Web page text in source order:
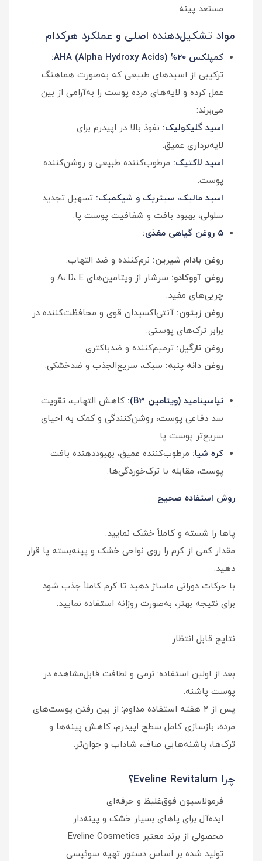
مستعد پینه.
مواد تشکیل‌دهنده اصلی و عملکرد هرکدام
کمپلکس 20% AHA (Alpha Hydroxy Acids):
ترکیبی از اسیدهای طبیعی که به‌صورت هماهنگ
عمل کرده و لایه‌های مرده پوست را به‌آرامی از بین
می‌برند:
اسید گلیکولیک: نفوذ بالا در اپیدرم برای
لایه‌برداری عمیق.
اسید لاکتیک: مرطوب‌کننده طبیعی و روشن‌کننده
پوست.
اسید مالیک، سیتریک و شیکمیک: تسهیل تجدید
سلولی، بهبود بافت و شفافیت پوست پا.
۵ روغن گیاهی مغذی:
روغن بادام شیرین: نرم‌کننده و ضد التهاب.
روغن آووکادو:
سرشار از ویتامین‌های A، D، E و
چربی‌های مفید.
روغن زیتون: آنتی‌اکسیدان قوی و محافظت‌کننده در
برابر ترک‌های پوستی.
روغن نارگیل: ترمیم‌کننده و ضدباکتری.
روغن دانه پنبه: سبک، سریع‌الجذب و ضدخشکی.
نیاسینامید (ویتامین B3):
کاهش التهاب، تقویت
سد دفاعی پوست، روشن‌کنندگی و کمک به احیای
سریع‌تر پوست پا.
کره شیا: مرطوب‌کننده عمیق، بهبود‌دهنده بافت
پوست، مقابله با ترک‌خوردگی‌ها.
روش استفاده صحیح
پاها را شسته و کاملاً خشک نمایید.
مقدار کمی از کرم را روی نواحی خشک و پینه‌بسته پا قرار
دهید.
با حرکات دورانی ماساژ دهید تا کرم کاملاً جذب شود.
برای نتیجه بهتر، به‌صورت روزانه استفاده نمایید.
نتایج قابل انتظار
بعد از اولین استفاده: نرمی و لطافت قابل‌مشاهده در
پوست پاشنه.
پس از ۲ هفته استفاده مداوم: از بین رفتن پوست‌های
مرده، بازسازی کامل سطح اپیدرم، کاهش پینه‌ها و
ترک‌ها، پاشنه‌هایی صاف، شاداب و جوان‌تر.
چرا Eveline Revitalum؟
فرمولاسیون فوق‌غلیظ و حرفه‌ای
ایده‌آل برای پاهای بسیار خشک و پینه‌دار
محصولی از برند معتبر Eveline Cosmetics
تولید شده بر اساس دستور تهیه سوئیسی